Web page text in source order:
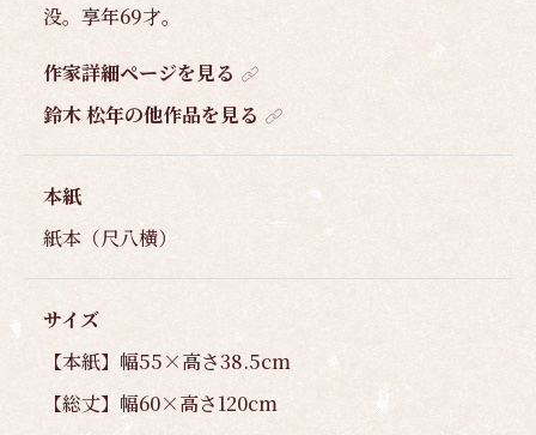
没。享年69才。
作家詳細ページを見る
鈴木 松年の他作品を見る
本紙
紙本（尺八横）
サイズ
【本紙】幅55×高さ38.5cm
【総丈】幅60×高さ120cm